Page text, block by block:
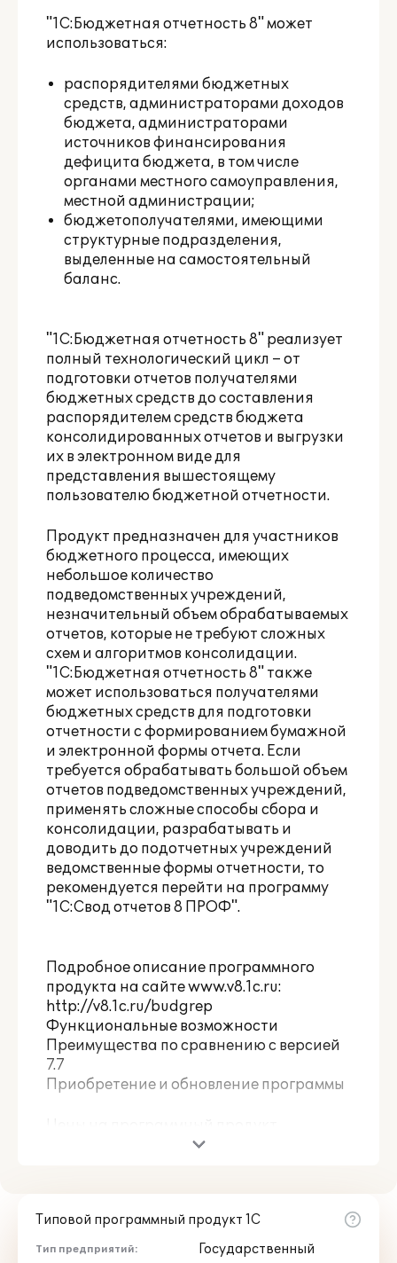
"1С:Бюджетная отчетность 8" может
использоваться:
распорядителями бюджетных
средств, администраторами доходов
бюджета, администраторами
источников финансирования
дефицита бюджета, в том числе
органами местного самоуправления,
местной администрации;
бюджетополучателями, имеющими
структурные подразделения,
выделенные на самостоятельный
баланс.
"1С:Бюджетная отчетность 8" реализует
полный технологический цикл – от
подготовки отчетов получателями
бюджетных средств до составления
распорядителем средств бюджета
консолидированных отчетов и выгрузки
их в электронном виде для
представления вышестоящему
пользователю бюджетной отчетности.
Продукт предназначен для участников
бюджетного процесса, имеющих
небольшое количество
подведомственных учреждений,
незначительный объем обрабатываемых
отчетов, которые не требуют сложных
схем и алгоритмов консолидации.
"1С:Бюджетная отчетность 8" также
может использоваться получателями
бюджетных средств для подготовки
отчетности с формированием бумажной
и электронной формы отчета. Если
требуется обрабатывать большой объем
отчетов подведомственных учреждений,
применять сложные способы сбора и
консолидации, разрабатывать и
доводить до подотчетных учреждений
ведомственные формы отчетности, то
рекомендуется перейти на программу
"1С:Свод отчетов 8 ПРОФ".
Подробное описание программного
продукта на сайте www.v8.1c.ru:
http://v8.1c.ru/budgrep
Функциональные возможности
Преимущества по сравнению с версией
7.7
Приобретение и обновление программы
представлены в разделе
Типовой программный продукт 1С
Тип предприятий: Государственный